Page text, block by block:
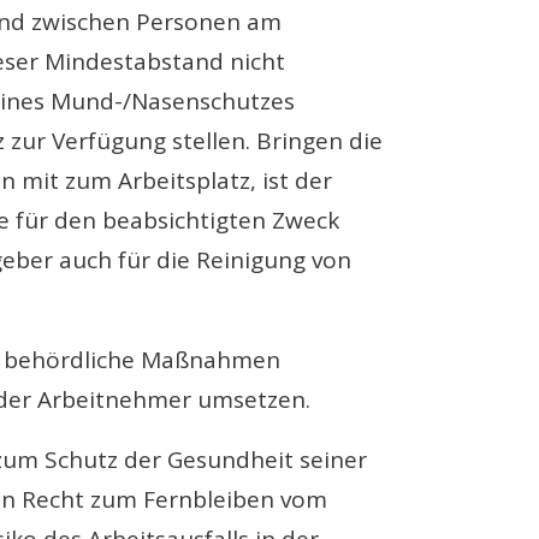
zwischen Personen am
Mindestabstand nicht
Mund-/Nasenschutzes
Verfügung stellen. Bringen die
mit zum Arbeitsplatz, ist der
für den beabsichtigten Zweck
auch für die Reinigung von
Maßnahmen
Arbeitnehmer umsetzen.
Schutz der Gesundheit seiner
Recht zum Fernbleiben vom